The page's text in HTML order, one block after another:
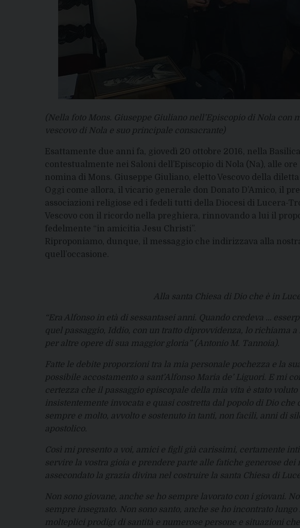
(Nella foto Mons. Giuseppe Giuliano nell’Episcopio di Nola con
vescovo di Nola e suo principale consacrante)
Esattamente due anni fa, giovedì 20 ottobre 2016, nella
contestualmente nei Saloni dell’Episcopio di Nola (Na), alle
nomina di Mons. Giuseppe Giuliano, eletto Vescovo della
Oggi come allora, il vicario generale don Donato D’Amico, il
associazioni religiose ed i fedeli tutti della Diocesi di Lucera-
Vescovo con il ricordo nella preghiera, rinnovando a lui il
fedelmente “in amicitia Jesu Christi”.
Riproponiamo, dunque, il messaggio che indirizzava alla
quell’occasione.
Alla santa Chiesa di Dio che è in
“Era Alfonso in età di sessantasei anni. Quando credeva …
quel passaggio, Iddio, con un tratto diprovvidenza, lo richiama a
per altre opere di sua maggior gloria” (Antonio M. Tannoia).
Fatte le debite proporzioni tra la mia personale pochezza e la
possibile accostamento a sant’Alfonso Maria de’ Liguori. E mi
certezza che il passaggio episcopale della mia vita è stato
insistentemente invocata e quasi costretta dal popolo di Dio che
sempre e molto, avvolto e sostenuto in tanti, non facili, anni di
apostolico.
Così mi presento a voi, amici e figli già carissimi, certamente
servire la vostra gioia e prendere parte alle fatiche generose
assecondato la grazia divina nel costruire la santa Chiesa di
Non sono giovane, anche se ho sempre lavorato con i giovani.
sempre insegnato. Non sono santo, anche se ho incontrato
molteplici prodigi di santità e numerose persone e situazioni